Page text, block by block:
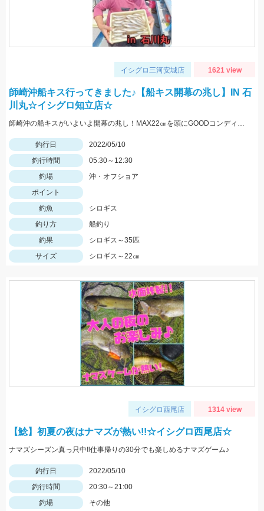
イシグロ三河安城店 1621 view
師崎沖船キス行ってきました♪【船キス開幕の兆し】IN 石
川丸☆イシグロ知立店☆
師崎沖の船キスがいよいよ開幕の兆し！MAX22㎝を頭にGOODコンディションのシロギスが釣れ始めました♪
釣行日
2022/05/10
釣行時間
05:30～12:30
釣場
沖・オフショア
ポイント
釣魚
シロギス
釣り方
船釣り
釣果
シロギス～35匹
サイズ
シロギス～22㎝
イシグロ西尾店 1314 view
【鯰】初夏の夜はナマズが熱い!!☆イシグロ西尾店☆
ナマズシーズン真っ只中‼仕事帰りの30分でも楽しめるナマズゲーム♪
釣行日
2022/05/10
釣行時間
20:30～21:00
釣場
その他